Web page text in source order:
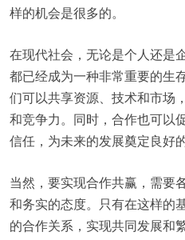
样的机会是很多的。
在现代社会，无论是个人还是
都已经成为一种非常重要的生
们可以共享资源、技术和市场
和竞争力。同时，合作也可以
信任，为未来的发展奠定良好的
当然，要实现合作共赢，需要
和务实的态度。只有在这样的
的合作关系，实现共同发展和繁